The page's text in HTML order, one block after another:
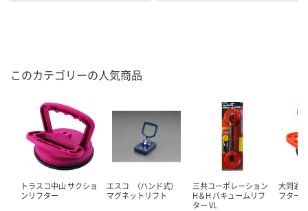
このカテゴリーの人気商品
トラスコ中山 サクショ
ンリフター
エスコ （ハンド式）
マグネットリフト
三共コーポレーション
H＆H バキュームリフ
ター VL
大同通
フター